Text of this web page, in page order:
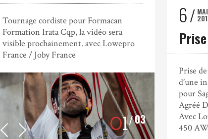
Tournage cordiste pour Formacan
Formation Irata Cqp, la vidéo sera
visible prochainement. avec Lowepro
France / Joby France
01 03
6 MAI
Prise
d’une
pour
Agréé
Avec
450